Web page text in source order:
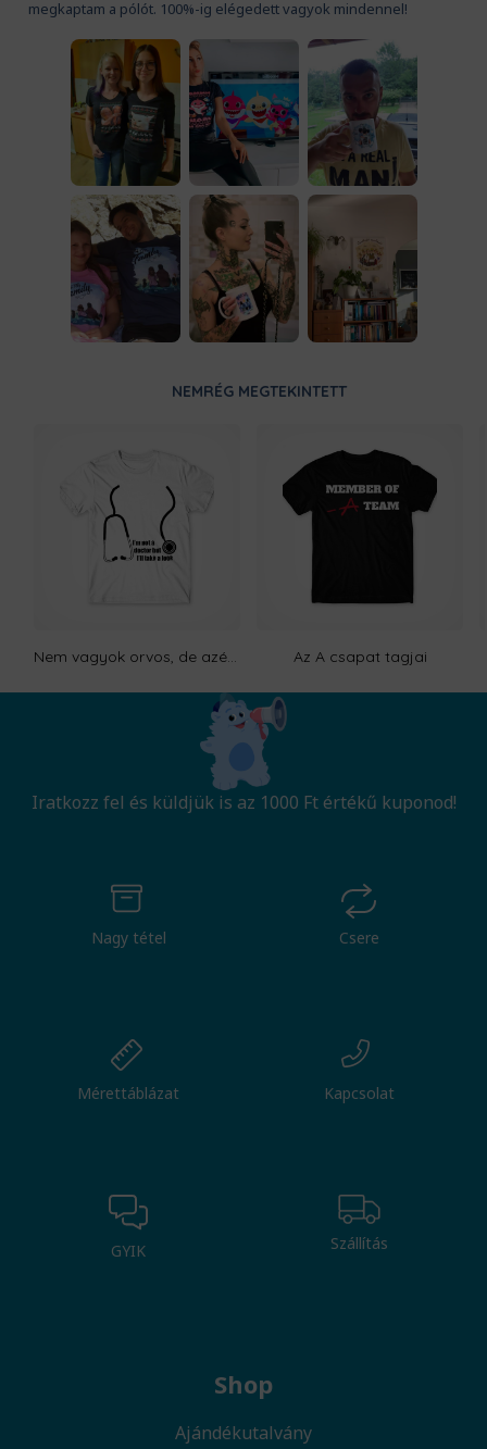
megkaptam a pólót. 100%-ig elégedett vagyok mindennel!
NEMRÉG MEGTEKINTETT
Nem vagyok orvos, de azért vetek rád egy pillantást Az A csapat tagjai
Iratkozz fel és küldjük is az 1000 Ft értékű kuponod!
Nagy tétel Csere
Mérettáblázat Kapcsolat
GYIK Szállítás
Shop
Ajándékutalvány